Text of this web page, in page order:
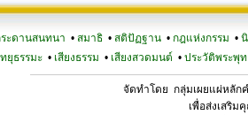
ระดานสนทนา • สมาธิ • สติปัฏฐาน • กฎแห่งกรรม •
ยุธรรมะ• เสียงธรรม • เสียงสวดมนต์ • ประวัติพระพุท
จัดทำโดย กลุ่มเผยแผ่หลัก
เพื่อส่งเสริม